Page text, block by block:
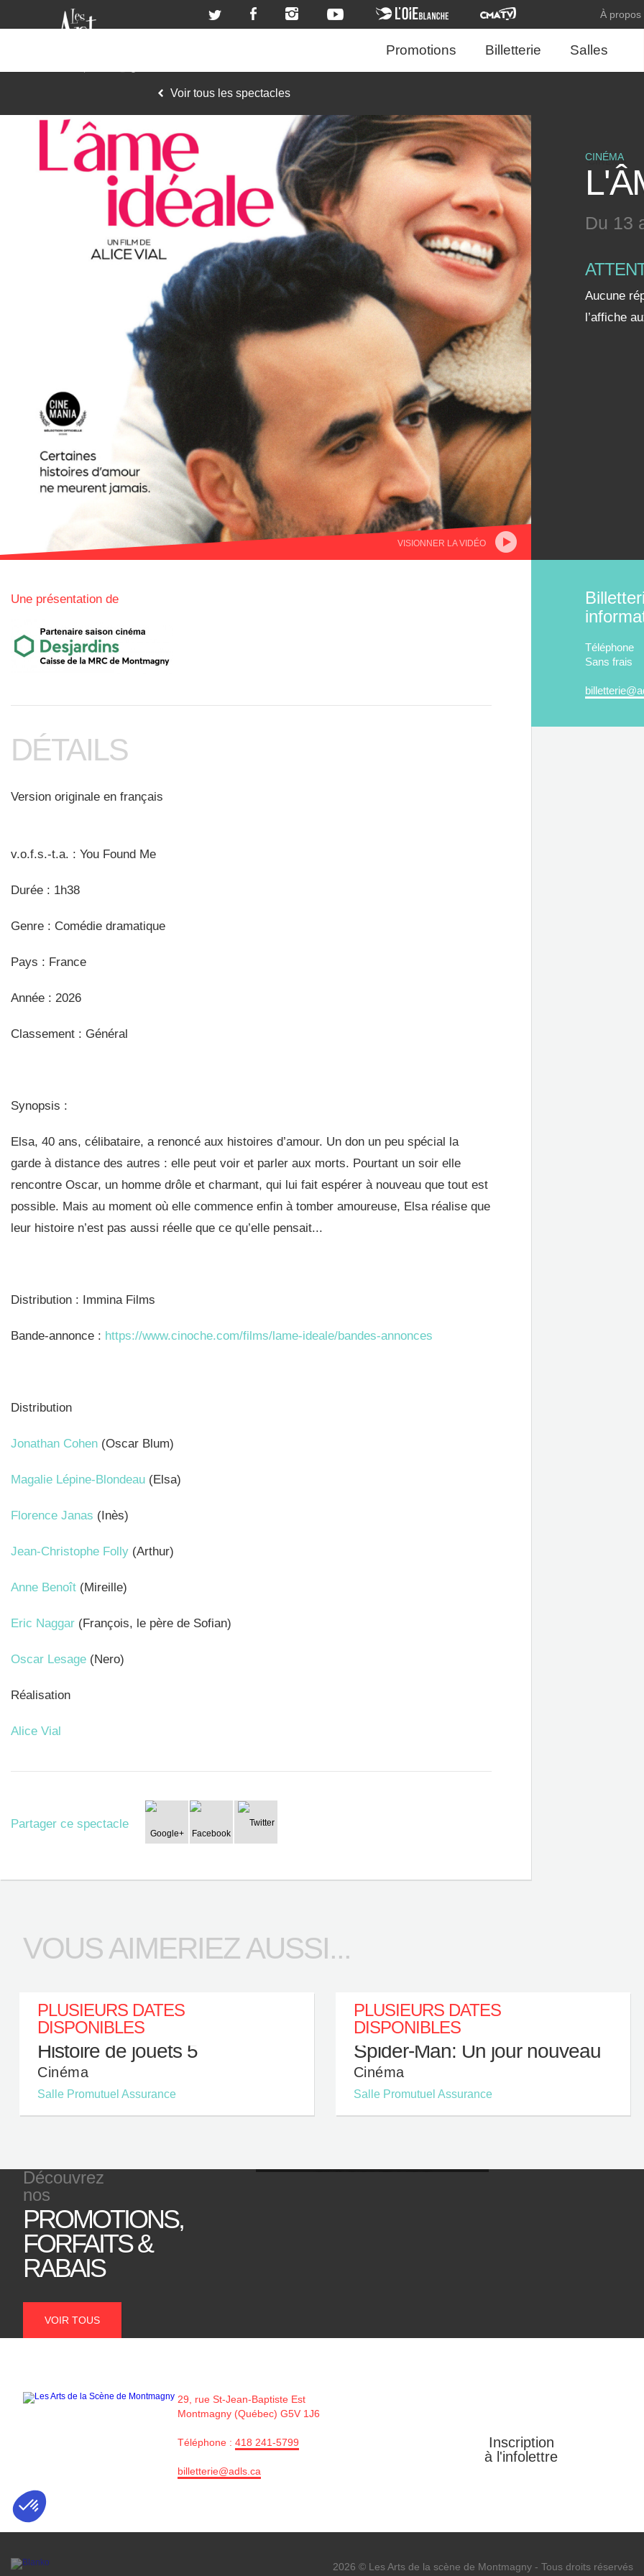
À propos
Promotions Billetterie Salles
Voir tous les spectacles
VISIONNER LA VIDÉO
CINÉMA
Du 13
Aucune
l’affiche
Une présentation de
DÉTAILS
Version originale en français
v.o.f.s.-t.a. : You Found Me
Durée : 1h38
Genre : Comédie dramatique
Pays : France
Année : 2026
Classement : Général
Synopsis :
Elsa, 40 ans, célibataire, a renoncé aux histoires d’amour. Un don un peu spécial la
garde à distance des autres : elle peut voir et parler aux morts. Pourtant un soir elle
rencontre Oscar, un homme drôle et charmant, qui lui fait espérer à nouveau que tout est
possible. Mais au moment où elle commence enfin à tomber amoureuse, Elsa réalise que
leur histoire n’est pas aussi réelle que ce qu’elle pensait...
Distribution : Immina Films
Bande-annonce : https://www.cinoche.com/films/lame-ideale/bandes-annonces
Distribution
Jonathan Cohen (Oscar Blum)
Magalie Lépine-Blondeau (Elsa)
Florence Janas (Inès)
Jean-Christophe Folly (Arthur)
Anne Benoît (Mireille)
Eric Naggar (François, le père de Sofian)
Oscar Lesage (Nero)
Réalisation
Alice Vial
Partager ce spectacle
Téléphone
Sans frais
VOUS AIMERIEZ AUSSI...
PLUSIEURS DATES
DISPONIBLES
Histoire de jouets 5
Cinéma
Salle Promutuel Assurance
PLUSIEURS DATES
DISPONIBLES
Spider-Man: Un jour nouveau
Cinéma
Salle Promutuel Assurance
Découvrez
nos
PROMOTIONS,
FORFAITS &
RABAIS
VOIR TOUS
QUI SONT NOS
Inscription
à l'infolettre
29, rue St-Jean-Baptiste Est
Montmagny (Québec) G5V 1J6
Téléphone : 418 241-5799
billetterie@adls.ca
2026 © Les Arts de la scène de Montmagny - Tous droits réservés